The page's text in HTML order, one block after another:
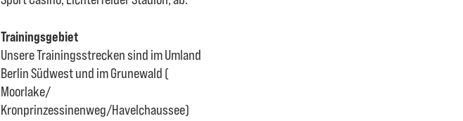
Trainingsgebiet
Unsere Trainingsstrecken sind im Umland
Berlin Südwest und im Grunewald (
Moorlake/
Kronprinzessinenweg/Havelchaussee)